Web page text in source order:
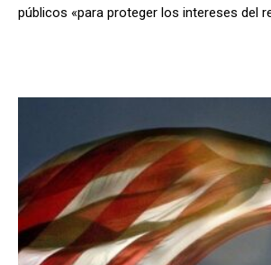
públicos «para proteger los intereses del